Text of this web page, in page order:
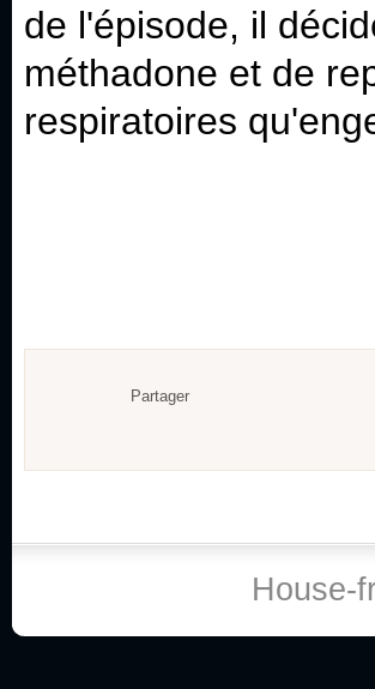
de l'épisode, il
méthadone et de
respiratoires
Partager
House-